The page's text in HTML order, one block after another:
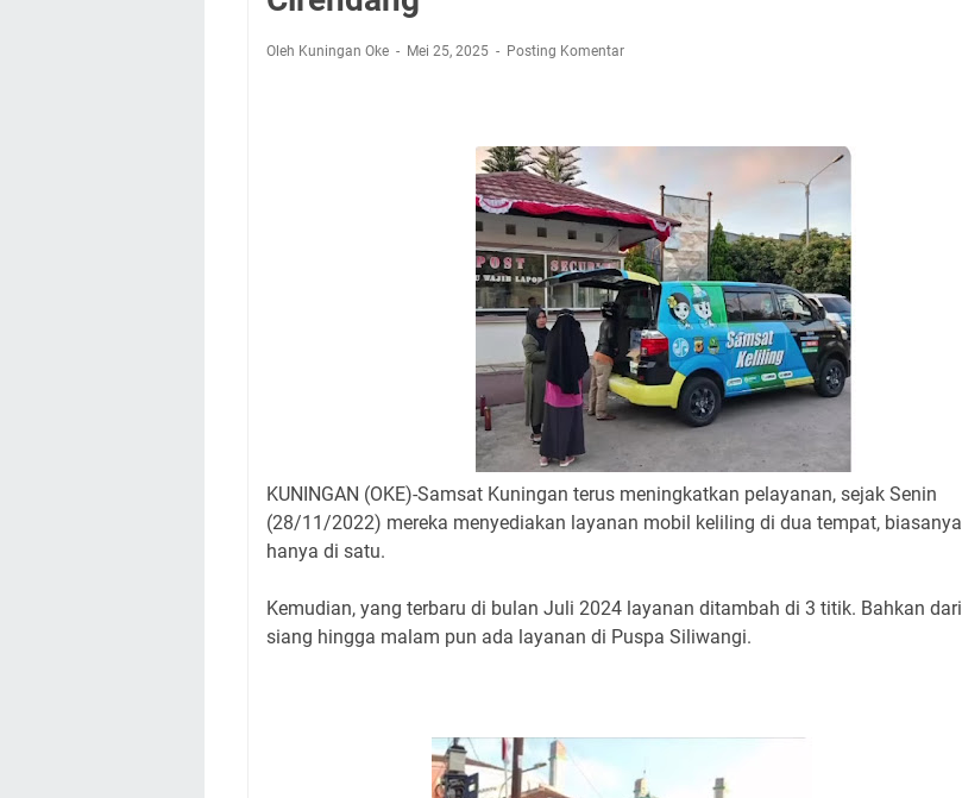
Kamuning Salurakan 12 Ribu Liter
Uniku Jadi Tuan Rumah Pendampingan Penyusunan Dokumen SPMI
Hanya Satu
Ini Empat Lokasi Samsat Keliling Kuningan Jumat 7 Agustus 2026
Oleh Kuningan Oke Mei 25, 2025 Posting Komentar
KUNINGAN (OKE)-Samsat Kuningan terus meningkatkan pelayanan, sejak Senin
(28/11/2022) mereka menyediakan layanan mobil keliling di dua tempat, biasanya
hanya di satu.
Kemudian, yang terbaru di bulan Juli 2024 layanan ditambah di 3 titik. Bahkan dari
siang hingga malam pun ada layanan di Puspa Siliwangi.